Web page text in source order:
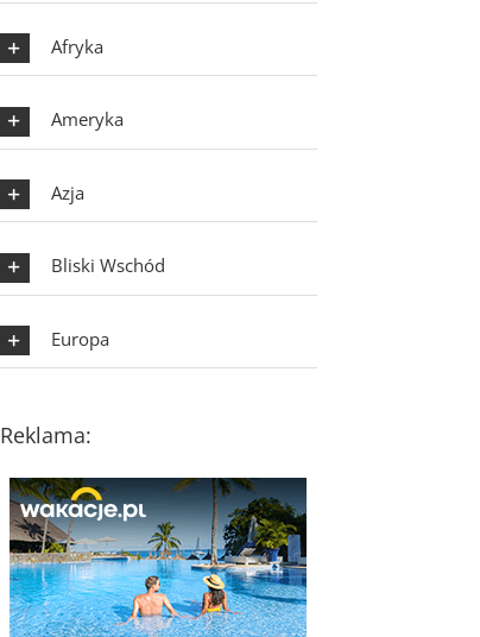
Afryka
Ameryka
Azja
Bliski Wschód
Europa
Reklama: